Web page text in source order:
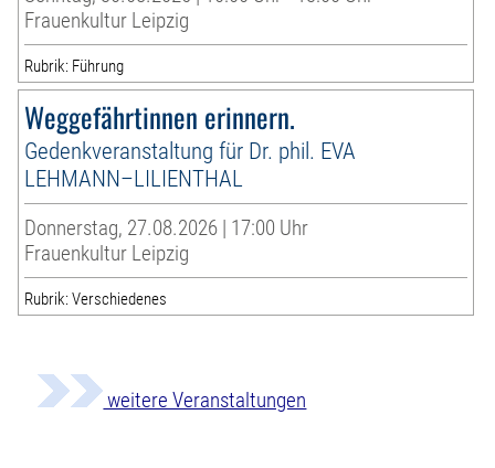
Frauenkultur Leipzig
Rubrik: Führung
Weggefährtinnen erinnern.
Gedenkveranstaltung für Dr. phil. EVA
LEHMANN–LILIENTHAL
Donnerstag, 27.08.2026 | 17:00 Uhr
Frauenkultur Leipzig
Rubrik: Verschiedenes
weitere Veranstaltungen